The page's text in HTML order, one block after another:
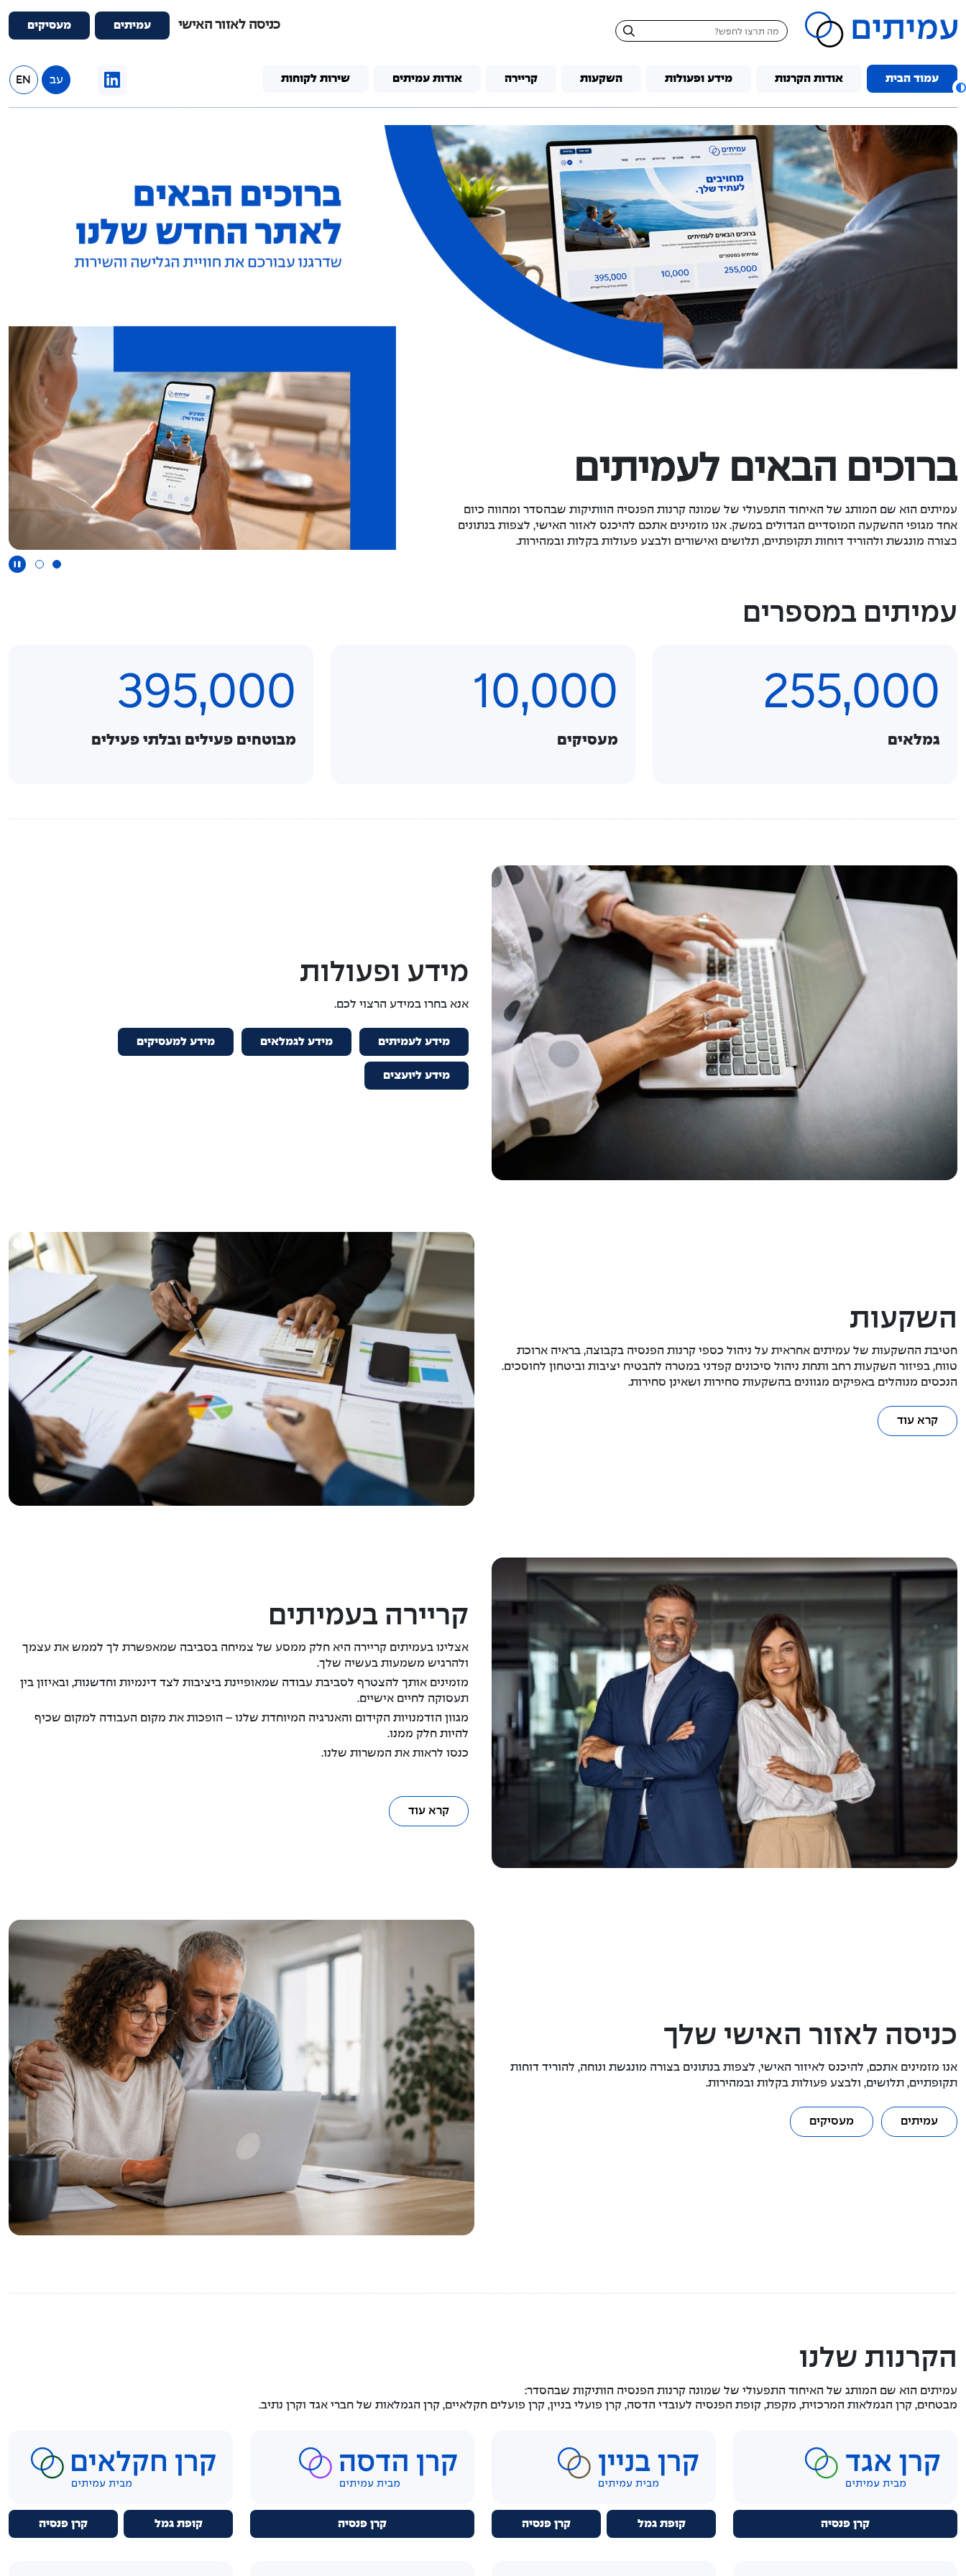
כניסה לאזור האישי עמיתים מעסיקים
עמוד הבית אודות הקרנות מידע ופעולות השקעות קריירה אודות עמיתים שירות לקוחות עב EN
ברוכים הבאים לעמיתים
עמיתים הוא שם המותג של האיחוד התפעולי של שמונה קרנות הפנסיה הוותיקות שבהסדר ומהווה כיום
אחד מגופי ההשקעה המוסדיים הגדולים במשק. אנו מזמינים אתכם להיכנס לאזור האישי, לצפות בנתונים
בצורה מונגשת ולהוריד דוחות תקופתיים, תלושים ואישורים ולבצע פעולות בקלות ובמהירות.
עמיתים במספרים
255,000
גמלאים
10,000
מעסיקים
395,000
מבוטחים פעילים ובלתי פעילים
מידע ופעולות
אנא בחרו במידע הרצוי לכם.
מידע לעמיתים מידע לגמלאים מידע למעסיקים
מידע ליועצים
השקעות
חטיבת ההשקעות של עמיתים אחראית על ניהול כספי קרנות הפנסיה בקבוצה, בראיה ארוכת
טווח, בפיזור השקעות רחב ותחת ניהול סיכונים קפדני במטרה להבטיח יציבות וביטחון לחוסכים.
הנכסים מנוהלים באפיקים מגוונים בהשקעות סחירות ושאינן סחירות.
קרא עוד
קריירה בעמיתים
אצלינו בעמיתים קריירה היא חלק ממסע של צמיחה בסביבה שמאפשרת לך לממש את עצמך
ולהרגיש משמעות בעשיה שלך.
מזמינים אותך להצטרף לסביבת עבודה שמאופיינת ביציבות לצד דינמיות וחדשנות, ובאיזון בין
תעסוקה לחיים אישיים.
מגוון הזדמנויות הקידום והאנרגיה המיוחדת שלנו – הופכות את מקום העבודה למקום שכיף
להיות חלק ממנו.
כנסו לראות את המשרות שלנו.
קרא עוד
כניסה לאזור האישי שלך
אנו מזמינים אתכם, להיכנס לאיזור האישי, לצפות בנתונים בצורה מונגשת ונוחה, להוריד דוחות
תקופתיים, תלושים, ולבצע פעולות בקלות ובמהירות.
עמיתים מעסיקים
הקרנות שלנו
עמיתים הוא שם המותג של האיחוד התפעולי של שמונה קרנות הפנסיה הותיקות שבהסדר:
מבטחים, קרן הגמלאות המרכזית, מקפת, קופת הפנסיה לעובדי הדסה, קרן פועלי בניין, קרן פועלים חקלאיים, קרן הגמלאות של חברי אגד וקרן נתיב.
קרן פנסיה קופת גמל קרן פנסיה קרן פנסיה קופת גמל קרן פנסיה